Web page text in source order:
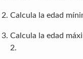
Calcula la edad
Calcula la edad
2.